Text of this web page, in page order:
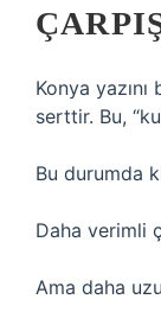
Konya
serttir. Bu,
Bu durumda
Daha verimli
Ama daha